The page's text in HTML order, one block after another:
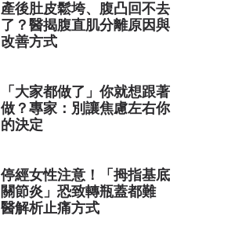
產後肚皮鬆垮、腹凸回不去
了？醫揭腹直肌分離原因與
改善方式
「大家都做了」你就想跟著
做？專家：別讓焦慮左右你
的決定
停經女性注意！「拇指基底
關節炎」恐致轉瓶蓋都難
醫解析止痛方式